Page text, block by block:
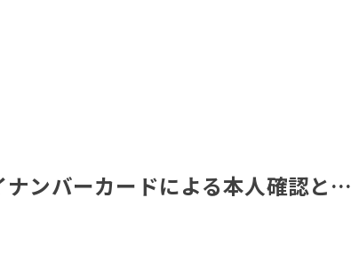
ンバーカードによる本人確認と…